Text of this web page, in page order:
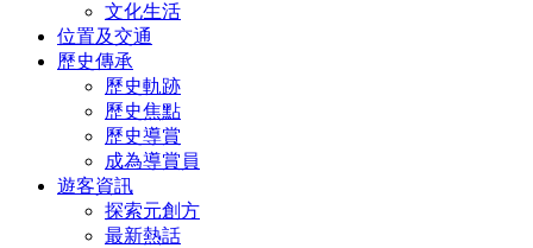
文化生活
位置及交通
歷史傳承
歷史軌跡
歷史焦點
歷史導賞
成為導賞員
遊客資訊
探索元創方
最新熱話